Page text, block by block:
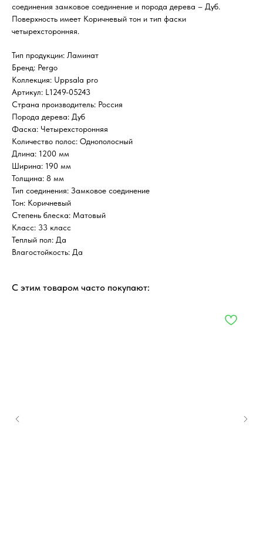
соединения замковое соединение и порода дерева – Дуб.
Поверхность имеет Коричневый тон и тип фаски
четырехсторонняя.
Тип продукции: Ламинат
Бренд: Pergo
Коллекция: Uppsala pro
Артикул: L1249-05243
Страна производитель: Россия
Порода дерева: Дуб
Фаска: Четырехсторонняя
Количество полос: Однополосный
Длина: 1200 мм
Ширина: 190 мм
Толщина: 8 мм
Тип соединения: Замковое соединение
Тон: Коричневый
Степень блеска: Матовый
Класс: 33 класс
Теплый пол: Да
Влагостойкость: Да
С этим товаром часто покупают: